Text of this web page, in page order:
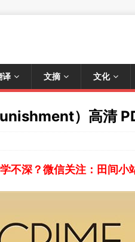
译 文摘 文化
）高清
不深？微信关注：田间小